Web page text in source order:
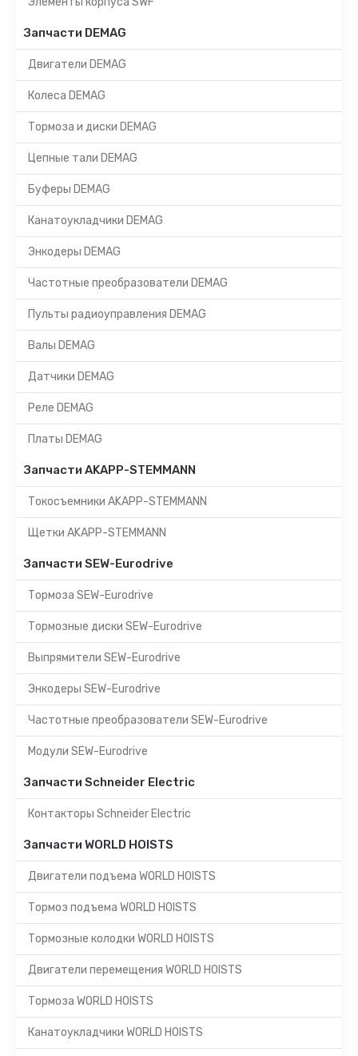
Запчасти DEMAG
Двигатели DEMAG
Колеса DEMAG
Тормоза и диски DEMAG
Цепные тали DEMAG
Буферы DEMAG
Канатоукладчики DEMAG
Энкодеры DEMAG
Частотные преобразователи DEMAG
Пульты радиоуправления DEMAG
Валы DEMAG
Датчики DEMAG
Реле DEMAG
Платы DEMAG
Запчасти AKAPP-STEMMANN
Токосъемники AKAPP-STEMMANN
Щетки AKAPP-STEMMANN
Запчасти SEW-Eurodrive
Тормоза SEW-Eurodrive
Тормозные диски SEW-Eurodrive
Выпрямители SEW-Eurodrive
Энкодеры SEW-Eurodrive
Частотные преобразователи SEW-Eurodrive
Модули SEW-Eurodrive
Запчасти Schneider Electric
Контакторы Schneider Electric
Запчасти WORLD HOISTS
Двигатели подъема WORLD HOISTS
Тормоз подъема WORLD HOISTS
Тормозные колодки WORLD HOISTS
Двигатели перемещения WORLD HOISTS
Тормоза WORLD HOISTS
Канатоукладчики WORLD HOISTS